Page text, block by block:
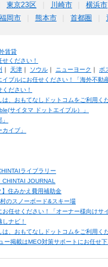
東京23区 川崎市 横浜市
福岡市 熊本市 首都圏
賃貸
ください！
天津｜ ソウル｜ ニューヨーク ボ
ブルにお任せください！「海外不動
ださい！
、おもてなしドットコムをご利用く
サイタマ ドットエイブル）」
イブ」
ライブラリー
CHINTAI JOURNAL
住みかえ費用補助金
のスノーボード&スキー場
任せください！「オーナー様向けサイ
ナビ！
、おもてなしドットコムをご利用く
掲載はMEO対策サポートにお任せ下